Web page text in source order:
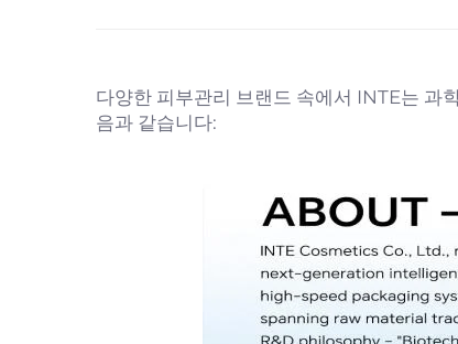
다양한 피부관리 브랜드 속에서 INTE는 과
음과 같습니다: